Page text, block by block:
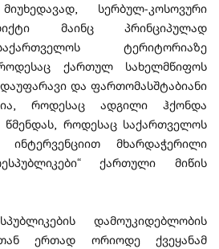
სერბულ-კოსოვური
მაინც პრინციპულად
ტერიტორიაზე
ქართულ სახელმწიფოს
და ფართომასშტაბიანი
როდესაც ადგილი ჰქონდა
როდესაც საქართველოს
მხარდაჭერილი
ქართული მიწის
დამოუკიდებლობის
ერთად ორიოდე ქვეყანამ